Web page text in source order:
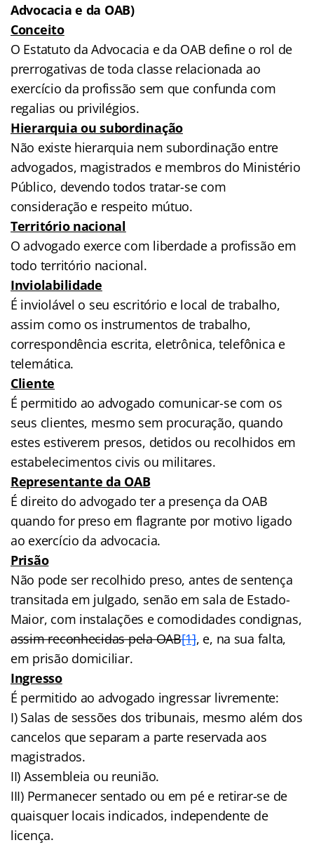
Advocacia e da OAB)
Conceito
O Estatuto da Advocacia e da OAB define o rol de
prerrogativas de toda classe relacionada ao
exercício da profissão sem que confunda com
regalias ou privilégios.
Hierarquia ou subordinação
Não existe hierarquia nem subordinação entre
advogados, magistrados e membros do Ministério
Público, devendo todos tratar-se com
consideração e respeito mútuo.
Território nacional
O advogado exerce com liberdade a profissão em
todo território nacional.
Inviolabilidade
É inviolável o seu escritório e local de trabalho,
assim como os instrumentos de trabalho,
correspondência escrita, eletrônica, telefônica e
telemática.
Cliente
É permitido ao advogado comunicar-se com os
seus clientes, mesmo sem procuração, quando
estes estiverem presos, detidos ou recolhidos em
estabelecimentos civis ou militares.
Representante da OAB
É direito do advogado ter a presença da OAB
quando for preso em flagrante por motivo ligado
ao exercício da advocacia.
Prisão
Não pode ser recolhido preso, antes de sentença
transitada em julgado, senão em sala de Estado-
Maior, com instalações e comodidades condignas,
assim reconhecidas pela OAB[1], e, na sua falta,
em prisão domiciliar.
Ingresso
É permitido ao advogado ingressar livremente:
I) Salas de sessões dos tribunais, mesmo além dos
cancelos que separam a parte reservada aos
magistrados.
II) Assembleia ou reunião.
III) Permanecer sentado ou em pé e retirar-se de
quaisquer locais indicados, independente de
licença.